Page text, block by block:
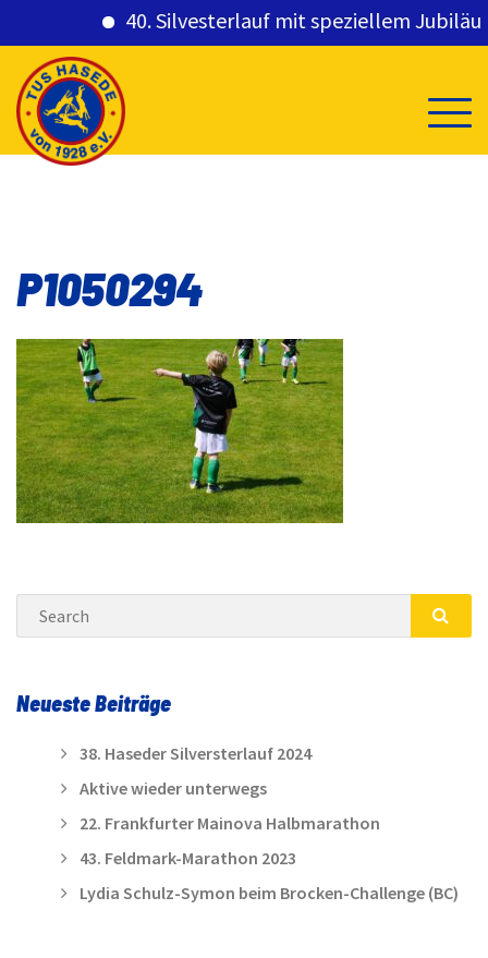
40. Silvesterlauf mit speziellem
content
P1050294
Search
Neueste Beiträge
38. Haseder Silversterlauf 2024
Aktive wieder unterwegs
22. Frankfurter Mainova Halbmarathon
43. Feldmark-Marathon 2023
Lydia Schulz-Symon beim Brocken-Challenge (BC)